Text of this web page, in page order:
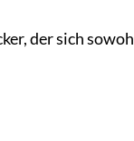
der sich